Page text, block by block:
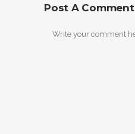
Post A Comment